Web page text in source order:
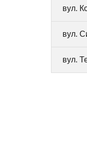
вул.
вул.
вул.